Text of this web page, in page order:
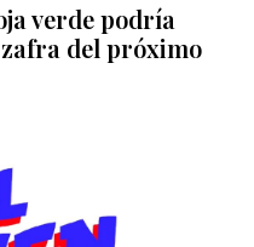
verde podría
del próximo